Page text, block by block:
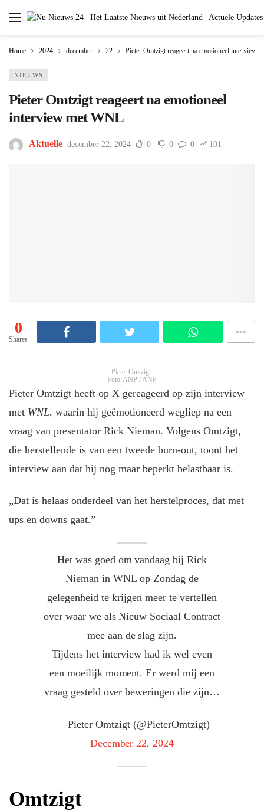
Home 2024 december 22 Pieter Omtzigt reageert na emotioneel interview
NIEUWS
Pieter Omtzigt reageert na emotioneel
interview met WNL
Aktuelle december 22, 2024 0 0 0 101
0
Shares
Pieter Omtzigt.
Foto: ANP / ANP
Pieter Omtzigt heeft op X gereageerd op zijn interview
met WNL, waarin hij geëmotioneerd wegliep na een
vraag van presentator Rick Nieman. Volgens Omtzigt,
die herstellende is van een tweede burn-out, toont het
interview aan dat hij nog maar beperkt belastbaar is.
„Dat is helaas onderdeel van het herstelproces, dat met
ups en downs gaat.”
Het was goed om vandaag bij Rick
Nieman in WNL op Zondag de
gelegenheid te krijgen meer te vertellen
over waar we als Nieuw Sociaal Contract
mee aan de slag zijn.
Tijdens het interview had ik wel even
een moeilijk moment. Er werd mij een
vraag gesteld over beweringen die zijn…
— Pieter Omtzigt (@PieterOmtzigt)
December 22, 2024
Omtzigt